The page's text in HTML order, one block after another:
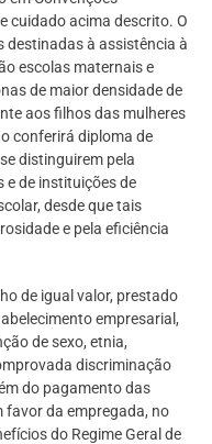
cuidado acima descrito. O
destinadas à assistência à
escolas maternais e
de maior densidade de
aos filhos das mulheres
conferirá diploma de
distinguirem pela
e de instituições de
desde que tais
e pela eficiência
de igual valor, prestado
empresarial,
de sexo, etnia,
discriminação
do pagamento das
favor da empregada, no
do Regime Geral de